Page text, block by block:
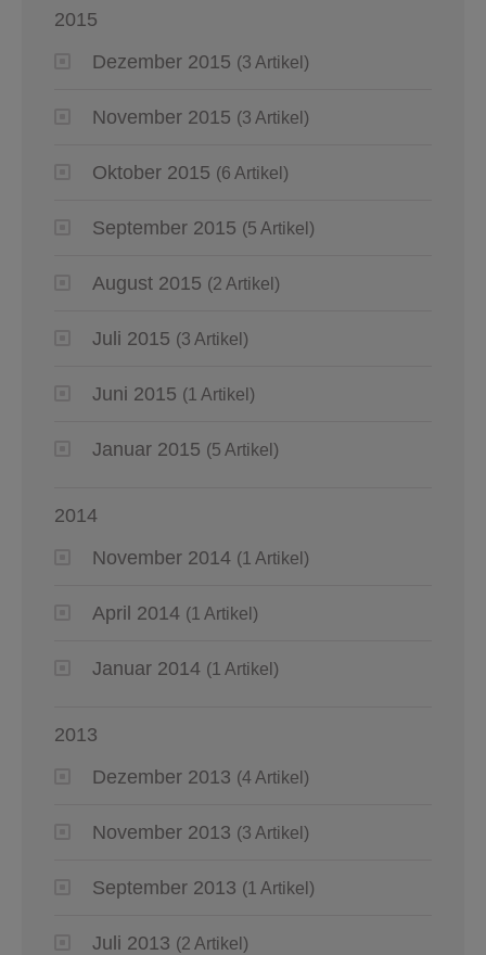
2015
Dezember 2015 (3 Artikel)
November 2015 (3 Artikel)
Oktober 2015 (6 Artikel)
September 2015 (5 Artikel)
August 2015 (2 Artikel)
Juli 2015 (3 Artikel)
Juni 2015 (1 Artikel)
Januar 2015 (5 Artikel)
2014
November 2014 (1 Artikel)
April 2014 (1 Artikel)
Januar 2014 (1 Artikel)
2013
Dezember 2013 (4 Artikel)
November 2013 (3 Artikel)
September 2013 (1 Artikel)
Juli 2013 (2 Artikel)